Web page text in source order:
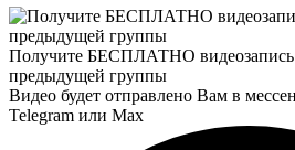
Получите БЕСПЛАТНО видеозапись
предыдущей группы
Видео будет отправлено Вам в
Telegram или Max